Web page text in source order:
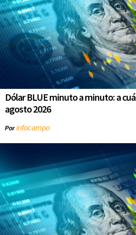
Dólar BLUE minuto a minuto: a
agosto 2026
Porinfocampo